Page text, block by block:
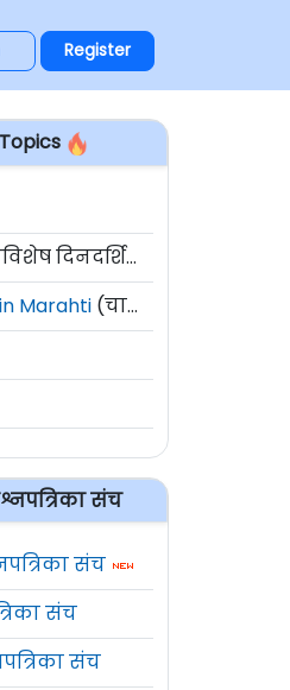
Register
दिनदर्शिका)
Marahti (चालू घडामोडी)
संच
संच
संच
संच